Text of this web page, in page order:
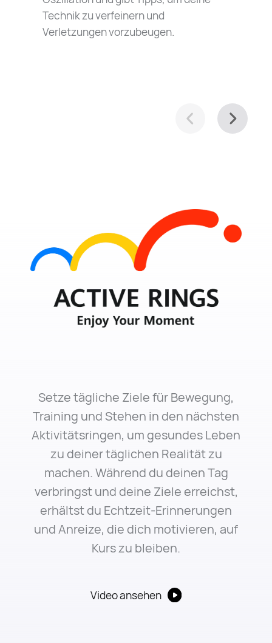
Technik zu verfeinern und
Verletzungen vorzubeugen.
Setze tägliche Ziele für Bewegung,
Training und Stehen in den nächsten
Aktivitätsringen, um gesundes Leben
zu deiner täglichen Realität zu
machen. Während du deinen Tag
verbringst und deine Ziele erreichst,
erhältst du Echtzeit-Erinnerungen
und Anreize, die dich motivieren, auf
Kurs zu bleiben.
Video ansehen